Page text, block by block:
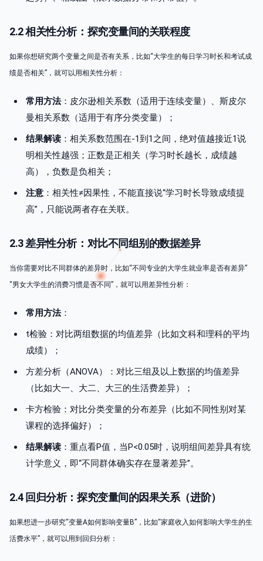
2.2 相关性分析：探究变量间的关联程度
如果你想研究两个变量之间是否有关系，比如“大学生的每日学习时长和考试成
绩是否相关”，就可以用相关性分析：
常用方法：皮尔逊相关系数（适用于连续变量）、斯皮尔
曼相关系数（适用于有序分类变量）；
结果解读 ：相关系数范围在-1到1之间，绝对值越接近1说
明相关性越强；正数是正相关（学习时长越长，成绩越
高），负数是负相关；
注意 ：相关性≠因果性，不能直接说“学习时长导致成绩提
高”，只能说两者存在关联。
2.3 差异性分析：对比不同组别的数据差异
当你需要对比不同群体的差异时，比如“不同专业的大学生就业率是否有差异”
“男女大学生的消费习惯是否不同”，就可以用差异性分析：
常用方法：
t检验：对比两组数据的均值差异（比如文科和理科的平均
成绩）；
方差分析（ANOVA）：对比三组及以上数据的均值差异
（比如大一、大二、大三的生活费差异）；
卡方检验：对比分类变量的分布差异（比如不同性别对某
课程的选择偏好）；
结果解读 ：重点看P值，当P<0.05时，说明组间差异具有统
计学意义，即“不同群体确实存在显著差异”。
2.4 回归分析：探究变量间的因果关系（进阶）
如果想进一步研究“变量A如何影响变量B”，比如“家庭收入如何影响大学生的生
活费水平”，就可以用到回归分析：